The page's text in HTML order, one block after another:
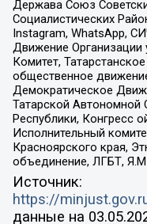
Держава Союз
Социалистических
Instagram, WhatsApp,
Движение Организации
Комитет,
общественное
Демократическое
Татарской Автономной
Республики, Конгресс
Исполнительный
Красноярского края,
объединение, ЛГБТ,
Источник:
https://
данные на